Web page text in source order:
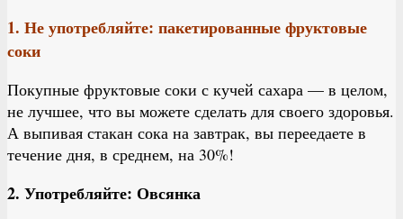
1. Не употребляйте: пакетированные фруктовые
соки
Покупные фруктовые соки с кучей сахара — в целом,
не лучшее, что вы можете сделать для своего здоровья.
А выпивая стакан сока на завтрак, вы переедаете в
течение дня, в среднем, на 30%!
2. Употребляйте: Овсянка